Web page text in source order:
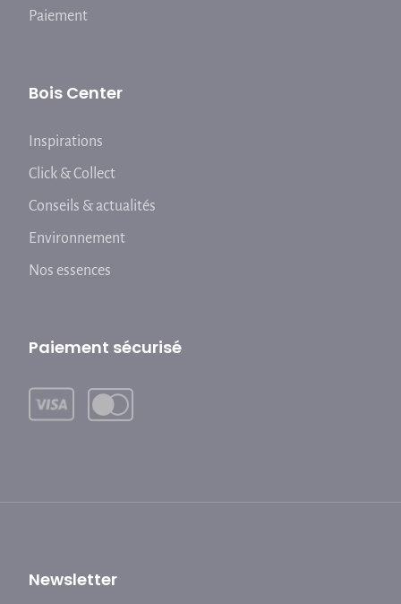
Paiement
Bois Center
Inspirations
Click & Collect
Conseils & actualités
Environnement
Nos essences
Paiement sécurisé
Newsletter